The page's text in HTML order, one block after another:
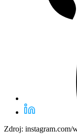
Zdroj: instagram.com/